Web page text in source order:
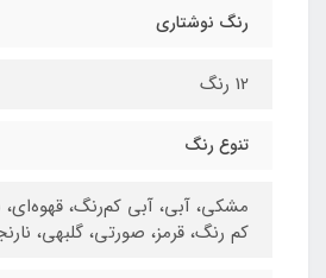
رنگ نوشتاری
12 رنگ
تنوع رنگ
مشکی، آبی، آبی کم‌رنگ، قهوه‌ای،
کم رنگ، قرمز، صورتی، گلبهی،